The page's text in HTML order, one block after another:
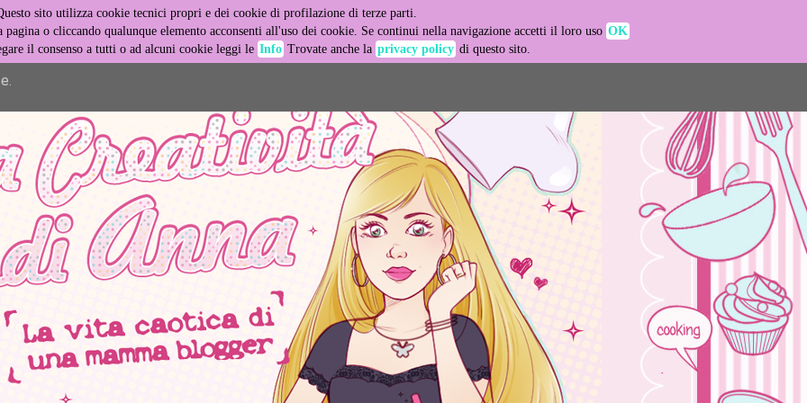
sito utilizza cookie tecnici propri e dei cookie di profilazione di terze parti.
pagina o cliccando qualunque elemento acconsenti all'uso dei cookie. Se continui nella navigazione accetti il loro uso OK
il consenso a tutti o ad alcuni cookie leggi le Info Trovate anche la privacy policy di questo sito.
its services and to analyze traffic. Your IP address and user-agent
and security metrics to ensure quality of service, generate usage
LEARN MORE